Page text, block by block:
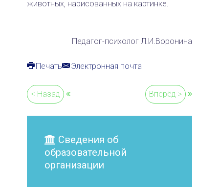
животных, нарисованных на картинке.
Педагог-психолог Л.И.Воронина
Печать Электронная почта
< Назад Вперёд >
Сведения об
образовательной
организации